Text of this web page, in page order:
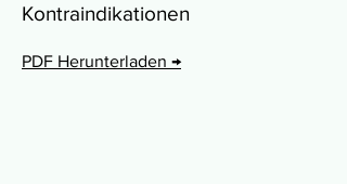
Kontraindikationen
PDF Herunterladen →